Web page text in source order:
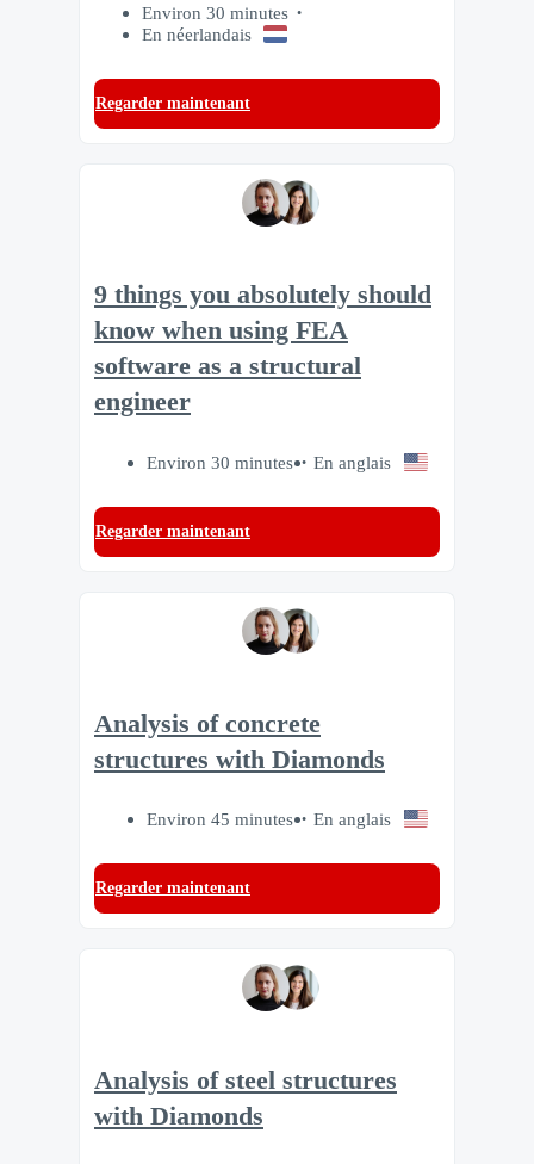
Environ 30 minutes
En néerlandais
Regarder maintenant
9 things you absolutely should
know when using FEA
software as a structural
engineer
Environ 30 minutes En anglais
Regarder maintenant
Analysis of concrete
structures with Diamonds
Environ 45 minutes En anglais
Regarder maintenant
Analysis of steel structures
with Diamonds